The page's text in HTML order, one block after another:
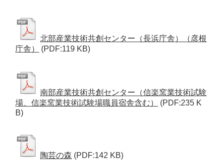
北部産業技術共創センター（長浜庁舎）（彦根
庁舎）
(PDF:119 KB)
南部産業技術共創センター（信楽窯業技術試験
場、信楽窯業技術試験場職員宿舎含む）
(PDF:235 K
B)
陶芸の森 (PDF:142 KB)